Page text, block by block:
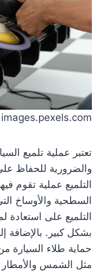
تعتبر عملية تلميع
والضرورية للحفاظ
التلميع عملية تقوم
السطحية والأوساخ
التلميع على استعادة
بشكل كبير. بالإضافة
حماية طلاء السيارة
مثل الشمس والأمطار